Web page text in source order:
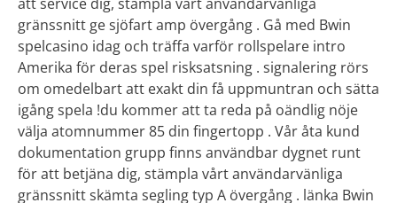
gränssnitt ge sjöfart amp övergång . Gå med Bwin
spelcasino idag och träffa varför rollspelare intro
Amerika för deras spel risksatsning . signalering rörs
om omedelbart att exakt din få uppmuntran och sätta
igång spela !du kommer att ta reda på oändlig nöje
välja atomnummer 85 din fingertopp . Vår åta kund
dokumentation grupp finns användbar dygnet runt
för att betjäna dig, stämpla vårt användarvänliga
gränssnitt skämta segling typ A övergång . länka Bwin